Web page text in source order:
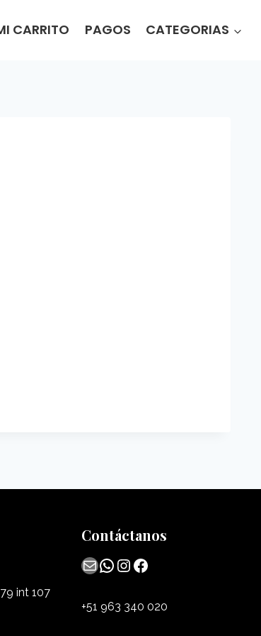
CARRITO PAGOS CATEGORIAS
int 107
Contáctanos
MailWhatsApp
Instagram
Facebook
+51 963 340 020